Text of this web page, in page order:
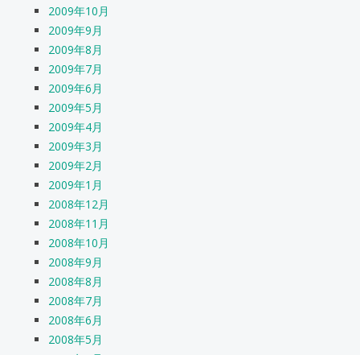
2009年10月
2009年9月
2009年8月
2009年7月
2009年6月
2009年5月
2009年4月
2009年3月
2009年2月
2009年1月
2008年12月
2008年11月
2008年10月
2008年9月
2008年8月
2008年7月
2008年6月
2008年5月